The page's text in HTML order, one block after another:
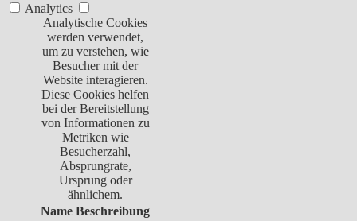
Analytics
Analytische Cookies
werden verwendet,
um zu verstehen, wie
Besucher mit der
Website interagieren.
Diese Cookies helfen
bei der Bereitstellung
von Informationen zu
Metriken wie
Besucherzahl,
Absprungrate,
Ursprung oder
ähnlichem.
Name Beschreibung